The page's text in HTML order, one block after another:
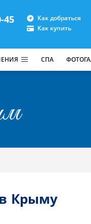
45
Как добраться
Как купить
СПА
Крыму